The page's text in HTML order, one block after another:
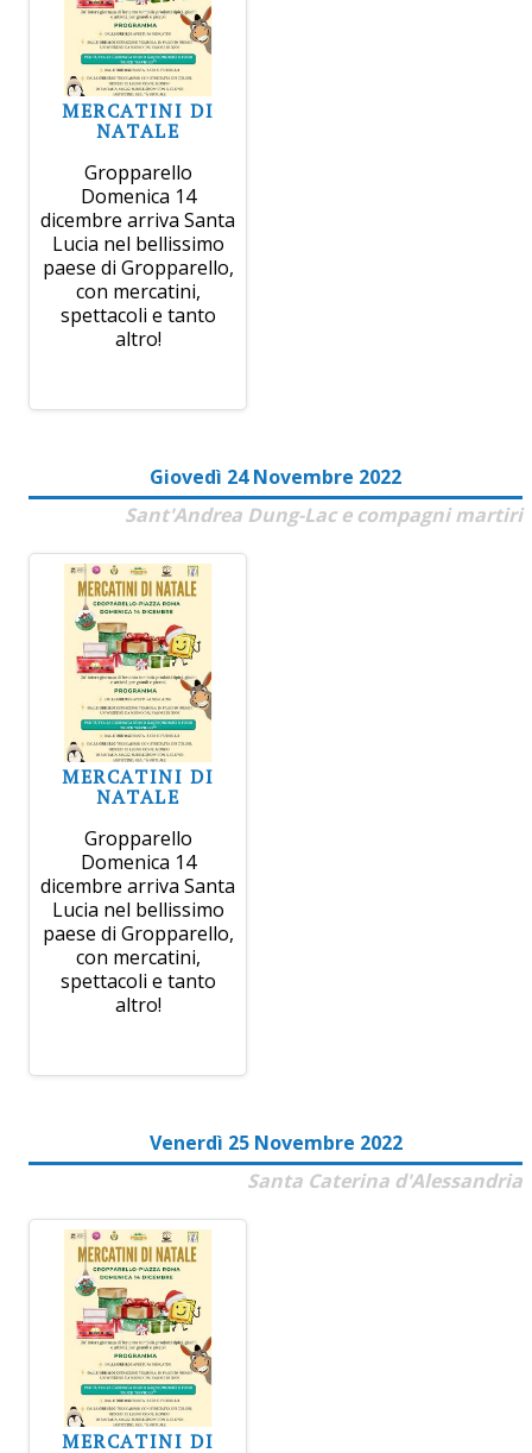
MERCATINI DI
NATALE
Gropparello
Domenica 14
dicembre arriva Santa
Lucia nel bellissimo
paese di Gropparello,
con mercatini,
spettacoli e tanto
altro!
Giovedì 24 Novembre 2022
Sant'Andrea Dung-Lac e compagni martiri
MERCATINI DI
NATALE
Gropparello
Domenica 14
dicembre arriva Santa
Lucia nel bellissimo
paese di Gropparello,
con mercatini,
spettacoli e tanto
altro!
Venerdì 25 Novembre 2022
Santa Caterina d'Alessandria
MERCATINI DI